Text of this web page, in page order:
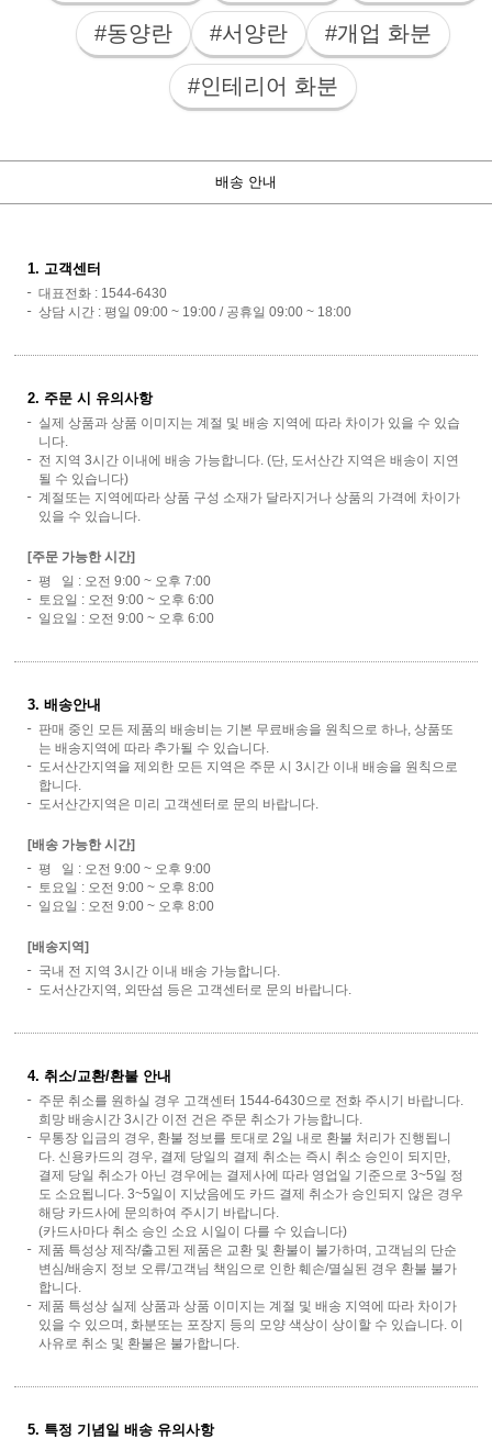
#동양란 #서양란 #개업 화분
#인테리어 화분
배송 안내
1. 고객센터
대표전화 : 1544-6430
상담 시간 : 평일 09:00 ~ 19:00 / 공휴일 09:00 ~ 18:00
2. 주문 시 유의사항
실제 상품과 상품 이미지는 계절 및 배송 지역에 따라 차이가 있을 수 있습
니다.
전 지역 3시간 이내에 배송 가능합니다. (단, 도서산간 지역은 배송이 지연
될 수 있습니다)
계절또는 지역에따라 상품 구성 소재가 달라지거나 상품의 가격에 차이가
있을 수 있습니다.
[주문 가능한 시간]
평 일 : 오전 9:00 ~ 오후 7:00
토요일 : 오전 9:00 ~ 오후 6:00
일요일 : 오전 9:00 ~ 오후 6:00
3. 배송안내
판매 중인 모든 제품의 배송비는 기본 무료배송을 원칙으로 하나, 상품또
는 배송지역에 따라 추가될 수 있습니다.
도서산간지역을 제외한 모든 지역은 주문 시 3시간 이내 배송을 원칙으로
합니다.
도서산간지역은 미리 고객센터로 문의 바랍니다.
[배송 가능한 시간]
평 일 : 오전 9:00 ~ 오후 9:00
토요일 : 오전 9:00 ~ 오후 8:00
일요일 : 오전 9:00 ~ 오후 8:00
[배송지역]
국내 전 지역 3시간 이내 배송 가능합니다.
도서산간지역, 외딴섬 등은 고객센터로 문의 바랍니다.
4. 취소/교환/환불 안내
주문 취소를 원하실 경우 고객센터 1544-6430으로 전화 주시기 바랍니다.
희망 배송시간 3시간 이전 건은 주문 취소가 가능합니다.
무통장 입금의 경우, 환불 정보를 토대로 2일 내로 환불 처리가 진행됩니
다. 신용카드의 경우, 결제 당일의 결제 취소는 즉시 취소 승인이 되지만,
결제 당일 취소가 아닌 경우에는 결제사에 따라 영업일 기준으로 3~5일 정
도 소요됩니다. 3~5일이 지났음에도 카드 결제 취소가 승인되지 않은 경우
해당 카드사에 문의하여 주시기 바랍니다.
(카드사마다 취소 승인 소요 시일이 다를 수 있습니다)
제품 특성상 제작/출고된 제품은 교환 및 환불이 불가하며, 고객님의 단순
변심/배송지 정보 오류/고객님 책임으로 인한 훼손/멸실된 경우 환불 불가
합니다.
제품 특성상 실제 상품과 상품 이미지는 계절 및 배송 지역에 따라 차이가
있을 수 있으며, 화분또는 포장지 등의 모양 색상이 상이할 수 있습니다. 이
사유로 취소 및 환불은 불가합니다.
5. 특정 기념일 배송 유의사항